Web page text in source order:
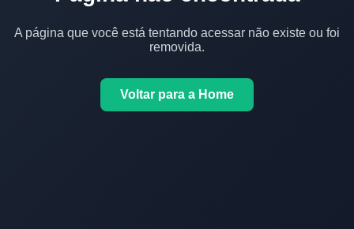
A página que você está tentando acessar não existe ou foi
removida.
Voltar para a Home